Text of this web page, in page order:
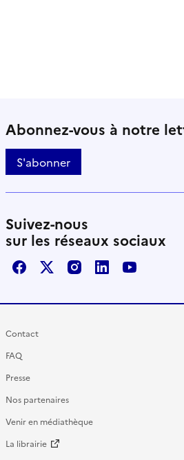
Abonnez-vous à notre
S'abonner
Suivez-nous
sur les réseaux sociaux
FacebookX / TwitterInstagram
LinkedInYoutube
Contact
FAQ
Presse
Nos partenaires
Venir en médiathèque
La librairie